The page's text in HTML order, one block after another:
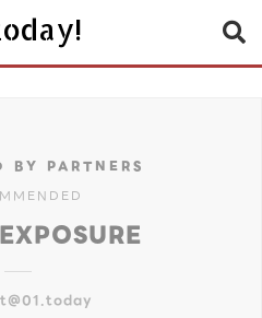
BY PARTNERS